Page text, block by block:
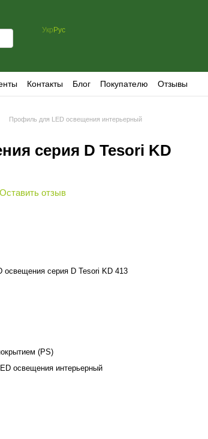
Укр Рус
Контакты Блог Покупателю Отзывы
Профиль для LED освещения интерьерный
серия D Tesori KD
Оставить отзыв
освещения серия D Tesori KD 413
(PS)
освещения интерьерный